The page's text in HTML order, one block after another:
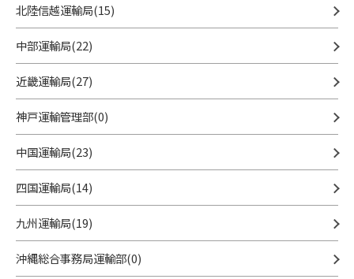
北陸信越運輸局(15)
中部運輸局(22)
近畿運輸局(27)
神戸運輸管理部(0)
中国運輸局(23)
四国運輸局(14)
九州運輸局(19)
沖縄総合事務局運輸部(0)